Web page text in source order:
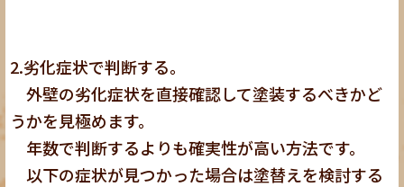
2.劣化症状で判断する。
外壁の劣化症状を直接確認して塗装するべきかど
うかを見極めます。
年数で判断するよりも確実性が高い方法です。
以下の症状が見つかった場合は塗替えを検討する